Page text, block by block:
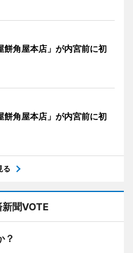
餅角屋本店」が内宮前に初
餅角屋本店」が内宮前に初
る
聞VOTE
？